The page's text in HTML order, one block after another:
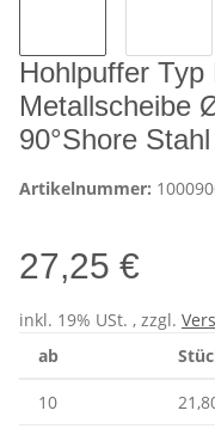
Hohlpuffer
Metallscheibe
90°Shore
Artikelnummer:
27,25 €
inkl. 19% USt. , zzgl.
ab
10